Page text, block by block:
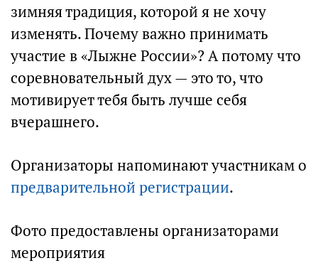
зимняя традиция, которой я не хочу
изменять. Почему важно принимать
участие в «Лыжне России»? А потому что
соревновательный дух — это то, что
мотивирует тебя быть лучше себя
вчерашнего.
Организаторы напоминают участникам о
предварительной регистрации.
Фото предоставлены организаторами
мероприятия